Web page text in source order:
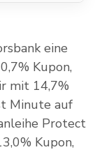
eine
Kupon,
mit 14,7%
Minute auf
Protect
Kupon,